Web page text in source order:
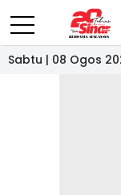
Sabtu | 08 Ogos